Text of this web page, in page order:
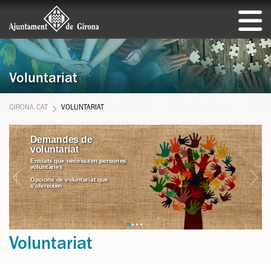
Voluntariat
GIRONA.CAT VOLUNTARIAT
Demandes de voluntariat
Girona Participa
Girona Participa
Plataforma de participació
electrònica municipal
Es busquen persones mentores per acompanyar alumnat en l’accés a la universitat
Voluntariat per la llengua
Voluntariat